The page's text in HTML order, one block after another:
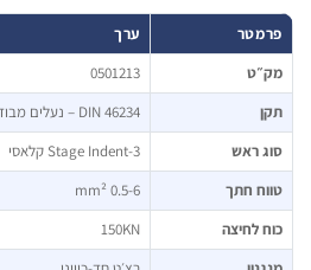
0501213
DIN 46234 – נעלים מבודדות
ראש
חתך
לחיצה